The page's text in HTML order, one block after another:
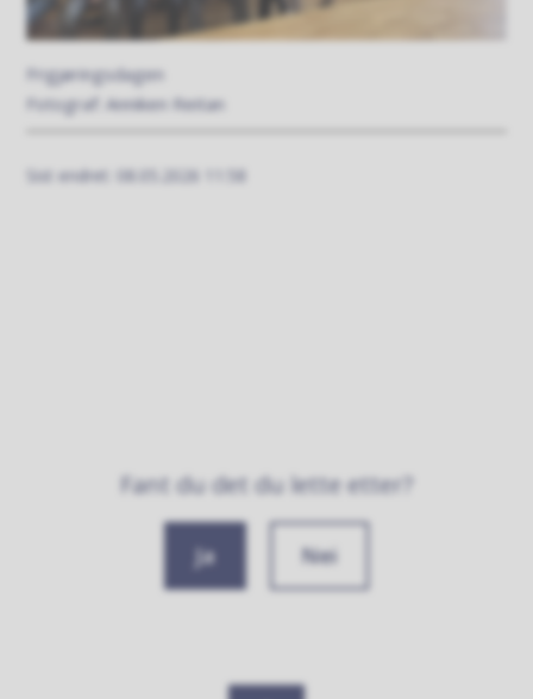
Frigjøringsdagen
Anniken Reitan
Sist endret 08.05.2026 11:58
Fant du det du lette etter?
Ja Nei